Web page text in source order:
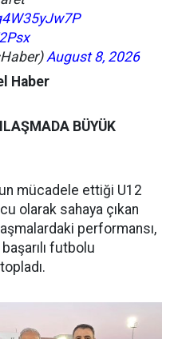
August 8, 2026
Haber
BÜYÜK
mücadele ettiği U12
olarak sahaya çıkan
performansı,
futbolu